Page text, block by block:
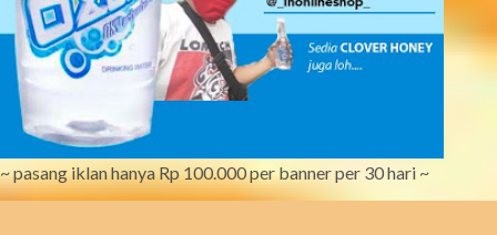
~ pasang iklan hanya Rp 100.000 per banner per 30 hari ~